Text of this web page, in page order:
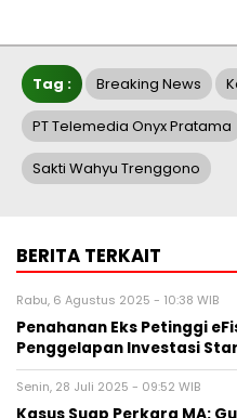
Tag : Breaking News
PT Telemedia Onyx Pratama
Sakti Wahyu Trenggono
BERITA TERKAIT
Rabu, 6 Agustus 2025 - 10:38 WIB
Penahanan Eks Petinggi
Penggelapan Investasi
Senin, 28 Juli 2025 - 09:52 WIB